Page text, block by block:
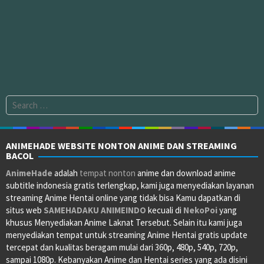
Search
for:
ANIMEHADE WEBSITE NONTON ANIME DAN STREAMING
BACOL
AnimeHadeadalah tempat nonton anime dan download anime
subtitle indonesia gratis terlengkap, kami juga menyediakan layanan
streaming Anime Hentai online yang tidak bisa Kamu dapatkan di
situs web SAMEHADAKU ANIMEINDO kecuali di NekoPoiyang
khusus Menyediakan Anime Laknat Tersebut. Selain itu kami juga
menyediakan tempat untuk streaming Anime Hentai gratis update
tercepat dan kualitas beragam mulai dari 360p, 480p, 540p, 720p,
sampai 1080p. Kebanyakan Anime dan Hentai series yang ada disini